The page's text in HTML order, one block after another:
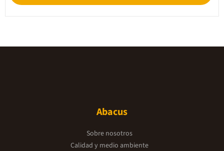
Abacus
Sobre nosotros
Calidad y medio ambiente